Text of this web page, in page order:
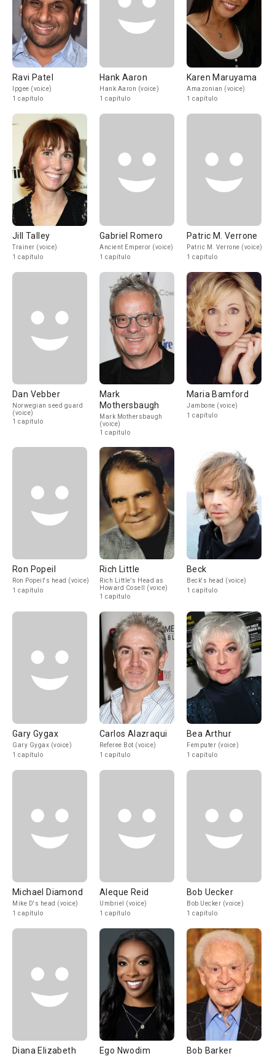
Ravi Patel
Ipgee (voice)
1 capítulo
Hank Aaron
Hank Aaron (voice)
1 capítulo
Karen Maruyama
Amazonian (voice)
1 capítulo
Jill Talley
Trainer (voice)
1 capítulo
Gabriel Romero
Ancient Emperor (voice)
1 capítulo
Patric M. Verrone
Patric M. Verrone (voice)
1 capítulo
Dan Vebber
Norwegian seed guard
(voice)
1 capítulo
Mark
Mothersbaugh
Mark Mothersbaugh
(voice)
1 capítulo
Maria Bamford
Jambone (voice)
1 capítulo
Ron Popeil
Ron Popeil's head (voice)
1 capítulo
Rich Little
Rich Little's Head as
Howard Cosell (voice)
1 capítulo
Beck
Beck's head (voice)
1 capítulo
Gary Gygax
Gary Gygax (voice)
1 capítulo
Carlos Alazraqui
Referee Bot (voice)
1 capítulo
Bea Arthur
Femputer (voice)
1 capítulo
Michael Diamond
Mike D's head (voice)
1 capítulo
Aleque Reid
Umbriel (voice)
1 capítulo
Bob Uecker
Bob Uecker (voice)
1 capítulo
Diana Elizabeth
Ego Nwodim Bob Barker